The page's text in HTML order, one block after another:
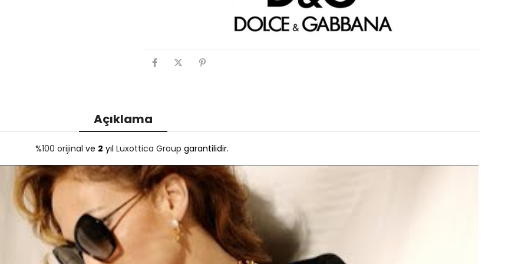
Açıklama
%100 orijinal ve 2 yıl Luxottica Group garantilidir.